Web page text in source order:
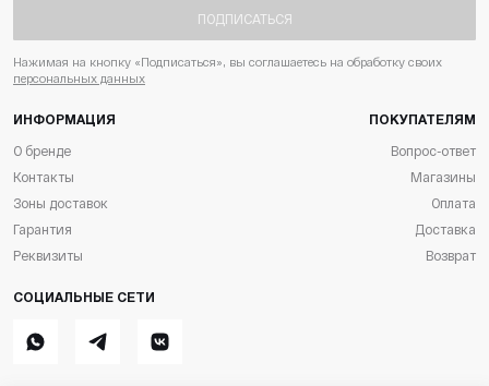
ПОДПИСАТЬСЯ
Нажимая на кнопку «Подписаться», вы соглашаетесь на обработку своих
персональных данных
ИНФОРМАЦИЯ
О бренде
Контакты
Зоны доставок
Гарантия
Реквизиты
ПОКУПАТЕЛЯМ
Вопрос-ответ
Магазины
Оплата
Доставка
Возврат
СОЦИАЛЬНЫЕ СЕТИ
WhatsappTelegram ВКонтакте